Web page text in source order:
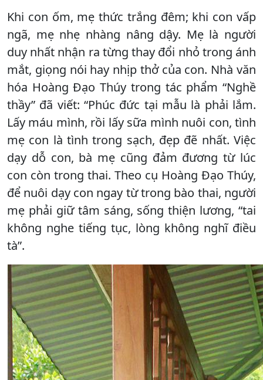
Khi con ốm, mẹ thức trắng đêm; khi con vấp
ngã, mẹ nhẹ nhàng nâng dậy. Mẹ là người
duy nhất nhận ra từng thay đổi nhỏ trong ánh
mắt, giọng nói hay nhịp thở của con. Nhà văn
hóa Hoàng Đạo Thúy trong tác phẩm “Nghề
thầy” đã viết: “Phúc đức tại mẫu là phải lắm.
Lấy máu mình, rồi lấy sữa mình nuôi con, tình
mẹ con là tình trong sạch, đẹp đẽ nhất. Việc
dạy dỗ con, bà mẹ cũng đảm đương từ lúc
con còn trong thai. Theo cụ Hoàng Đạo Thúy,
để nuôi dạy con ngay từ trong bào thai, người
mẹ phải giữ tâm sáng, sống thiện lương, “tai
không nghe tiếng tục, lòng không nghĩ điều
tà”.